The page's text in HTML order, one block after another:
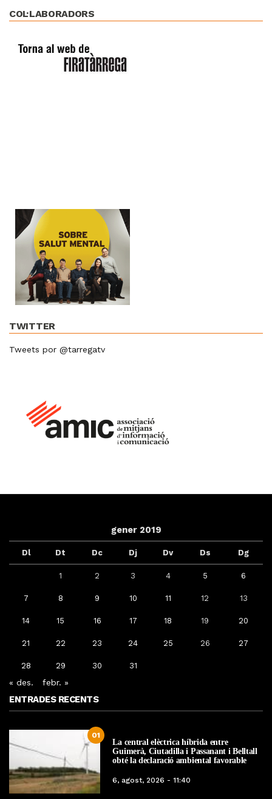
COL·LABORADORS
TWITTER
Tweets por @tarregatv
gener 2019
Dl Dt Dc Dj Dv Ds Dg
1 2 3 4 5 6
7 8 9 10 11 12 13
14 15 16 17 18 19 20
21 22 23 24 25 26 27
28 29 30 31
« des. febr. »
ENTRADES RECENTS
01
La central elèctrica híbrida entre
Guimerà, Ciutadilla i Passanant i Belltall
obté la declaració ambiental favorable
6, agost, 2026 - 11:40